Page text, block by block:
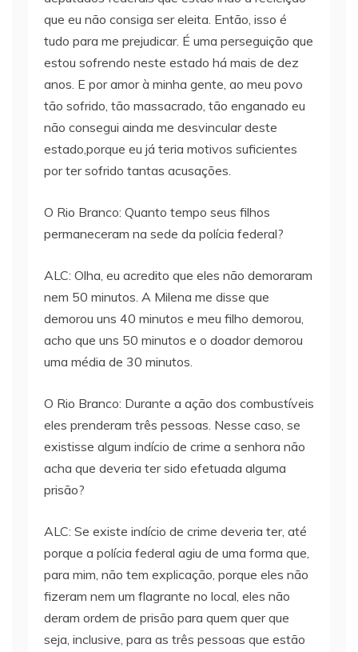
que eu não consiga ser eleita. Então, isso é
tudo para me prejudicar. É uma perseguição que
estou sofrendo neste estado há mais de dez
anos. E por amor à minha gente, ao meu povo
tão sofrido, tão massacrado, tão enganado eu
não consegui ainda me desvincular deste
estado,porque eu já teria motivos suficientes
por ter sofrido tantas acusações.
O Rio Branco: Quanto tempo seus filhos
permaneceram na sede da polícia federal?
ALC: Olha, eu acredito que eles não demoraram
nem 50 minutos. A Milena me disse que
demorou uns 40 minutos e meu filho demorou,
acho que uns 50 minutos e o doador demorou
uma média de 30 minutos.
O Rio Branco: Durante a ação dos combustíveis
eles prenderam três pessoas. Nesse caso, se
existisse algum indício de crime a senhora não
acha que deveria ter sido efetuada alguma
prisão?
ALC: Se existe indício de crime deveria ter, até
porque a polícia federal agiu de uma forma que,
para mim, não tem explicação, porque eles não
fizeram nem um flagrante no local, eles não
deram ordem de prisão para quem quer que
seja, inclusive, para as três pessoas que estão